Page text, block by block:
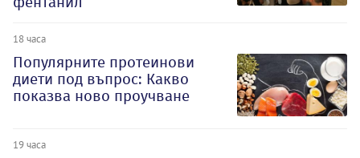
18 часа
Популярните протеинови
диети под въпрос: Какво
показва ново проучване
19 часа